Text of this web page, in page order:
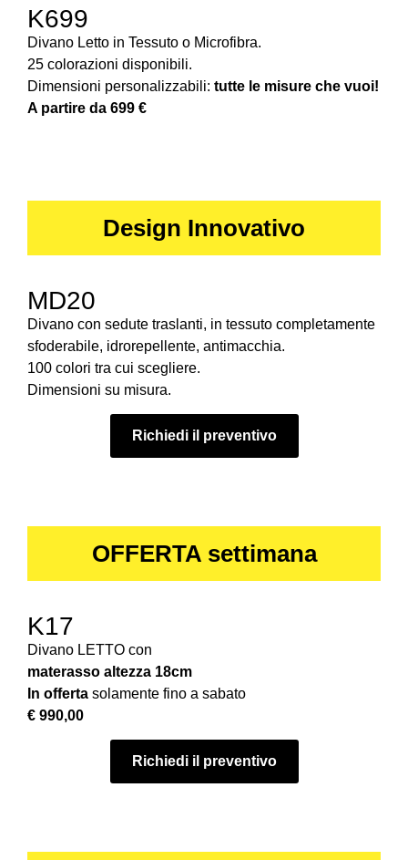
K699
Divano Letto in Tessuto o Microfibra.
25 colorazioni disponibili.
Dimensioni personalizzabili: tutte le misure che vuoi!
A partire da 699 €
Design Innovativo
MD20
Divano con sedute traslanti, in tessuto completamente
sfoderabile, idrorepellente, antimacchia.
100 colori tra cui scegliere.
Dimensioni su misura.
Richiedi il preventivo
OFFERTA settimana
K17
Divano LETTO con
materasso altezza 18cm
In offerta solamente fino a sabato
€ 990,00
Richiedi il preventivo